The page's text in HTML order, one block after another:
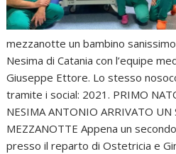
mezzanotte un bambino
Nesima di Catania con l’equipe
Giuseppe Ettore. Lo stesso
tramite i social: 2021. PRIMO
NESIMA ANTONIO ARRIVATO UN
MEZZANOTTE Appena un
presso il reparto di Ostetricia e